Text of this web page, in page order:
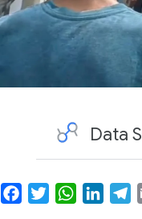
Facebook
TwitterWhatsApp